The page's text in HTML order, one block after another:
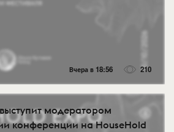
Вчера в 18:56 210
модератором
конференции на HouseHold